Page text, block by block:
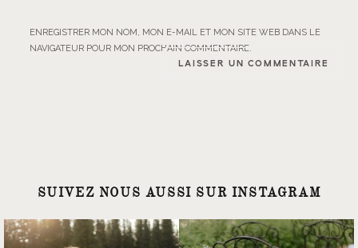
ENREGISTRER MON NOM, MON E-MAIL ET MON SITE WEB DANS LE
NAVIGATEUR POUR MON PROCHAIN COMMENTAIRE.
SUIVEZ NOUS AUSSI SUR INSTAGRAM